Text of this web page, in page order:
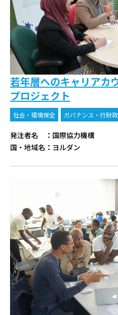
若年層へのキャリアカ
プロジェクト
社会・環境保全 ガバナンス・行財政
発注者名 ： 国際協力機構
国・地域名 ： ヨルダン